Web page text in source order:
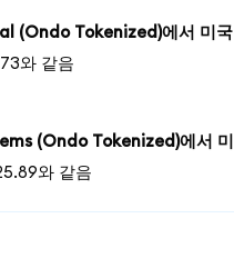
(Ondo Tokenized)에서 미국
와 같음
(Ondo Tokenized)에서 미
와 같음